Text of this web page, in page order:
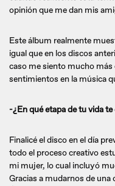
opinión que me dan mis
Este álbum realmente
igual que en los discos
caso me siento mucho
sentimientos en la música
-¿En qué etapa de tu vida
Finalicé el disco en el día
todo el proceso creativo
mi mujer, lo cual incluyó
Gracias a mudarnos de